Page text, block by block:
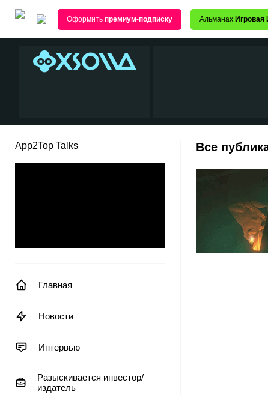
Оформить премиум-подписку Альманах Игровая
App2Top Talks
Главная
Новости
Интервью
Разыскивается инвестор/
издатель
Все